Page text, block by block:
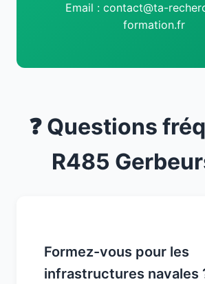
Email : contact@ta-
formation.fr
❓ Questions
R485
Formez-vous pour les
infrastructures navales